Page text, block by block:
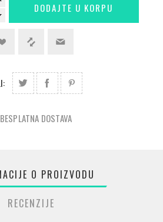
BESPLATNA DOSTAVA
O PROIZVODU
RECENZIJE